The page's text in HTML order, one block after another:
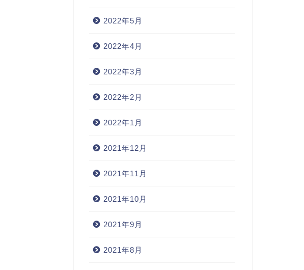
2022年5月
2022年4月
2022年3月
2022年2月
2022年1月
2021年12月
2021年11月
2021年10月
2021年9月
2021年8月